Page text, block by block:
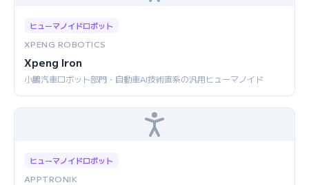
ヒューマノイドロボット
XPENG ROBOTICS
Xpeng Iron
小鵬汽車ロボット部門・自動車AI技術直系の汎用ヒューマノイド
ヒューマノイドロボット
APPTRONIK